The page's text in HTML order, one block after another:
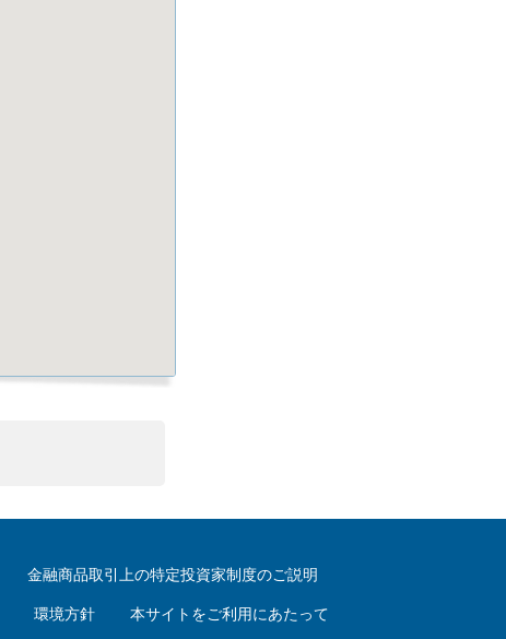
金融商品取引上の特定投資家制度のご説明
環境方針 本サイトをご利用にあたって